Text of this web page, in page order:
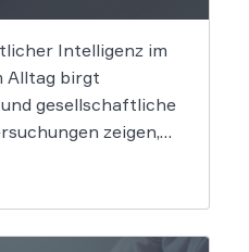
Intelligenz im
Alltag birgt
gesellschaftliche
zeigen,
systematisch
und Frauen zu
raten. Diese